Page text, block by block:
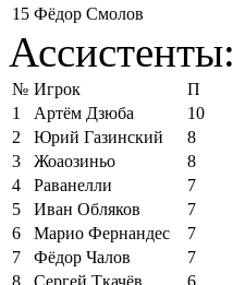
15 Фёдор Смолов
Ассистенты:
№ Игрок
П
1
Артём Дзюба
10
2
Юрий Газинский
8
3
Жоаозиньо
8
4
Раванелли
7
5
Иван Обляков
7
6
Марио Фернандес
7
7
Фёдор Чалов
7
8
Сергей Ткачёв
6